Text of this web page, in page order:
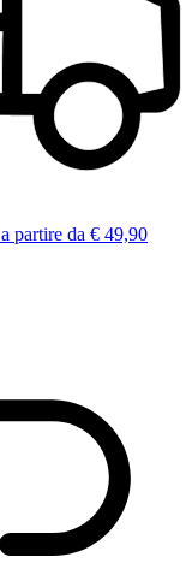
a partire da € 49,90